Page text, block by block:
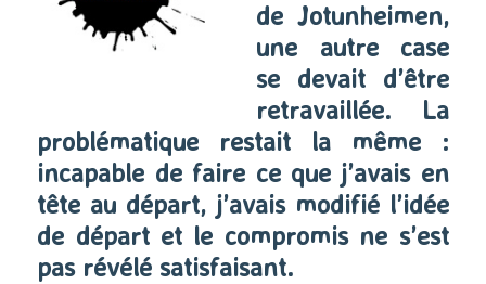
de Jotunheimen,
une autre case
se devait d’être
retravaillée. La
problématique restait la même :
incapable de faire ce que j’avais en
tête au départ, j’avais modifié l’idée
de départ et le compromis ne s’est
pas révélé satisfaisant.